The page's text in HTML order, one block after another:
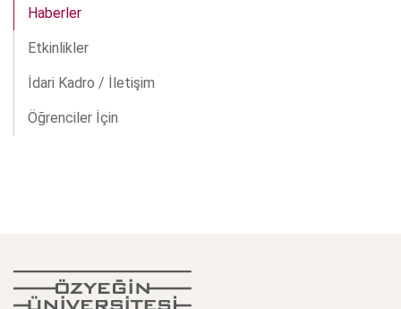
Haberler
Etkinlikler
İdari Kadro / İletişim
Öğrenciler İçin